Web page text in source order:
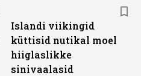
Islandi viikingid
küttisid nutikal moel
hiiglaslikke
sinivaalasid